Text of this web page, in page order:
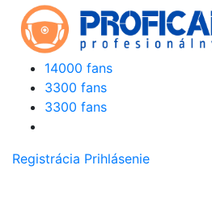
14000 fans
3300 fans
3300 fans
Registrácia Prihlásenie